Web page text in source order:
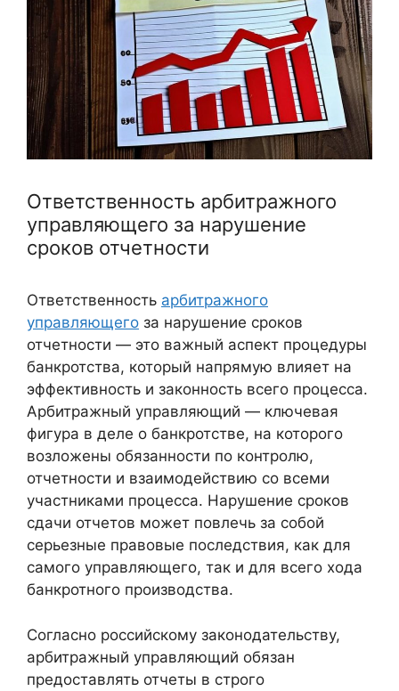
Ответственность арбитражного
управляющего за нарушение
сроков отчетности
Ответственность арбитражного
управляющего за нарушение сроков
отчетности — это важный аспект процедуры
банкротства, который напрямую влияет на
эффективность и законность всего процесса.
Арбитражный управляющий — ключевая
фигура в деле о банкротстве, на которого
возложены обязанности по контролю,
отчетности и взаимодействию со всеми
участниками процесса. Нарушение сроков
сдачи отчетов может повлечь за собой
серьезные правовые последствия, как для
самого управляющего, так и для всего хода
банкротного производства.
Согласно российскому законодательству,
арбитражный управляющий обязан
предоставлять отчеты в строго